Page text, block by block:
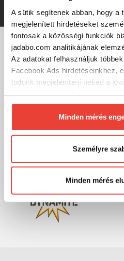
A sütik segítenek abban, hogy a
megjelenített hirdetéseket
fontosak a közösségi funkciók
jadabo.com analitikájának
Az adatokat felhasználjuk
Facebook Ads hirdetéseinkhez,
tudunk megjeleníteni neked a
biztosításához arra kérünk,
számunkra minden mérés
Természetesensoha
megváltoztathatod a döntésed
Előre is köszönjük!
Minden mérés
Személyre
Minden mérés
1 892 Ft